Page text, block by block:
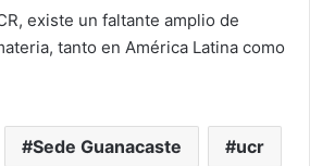
existe un faltante amplio de
tanto en América Latina como
Sede Guanacaste ucr